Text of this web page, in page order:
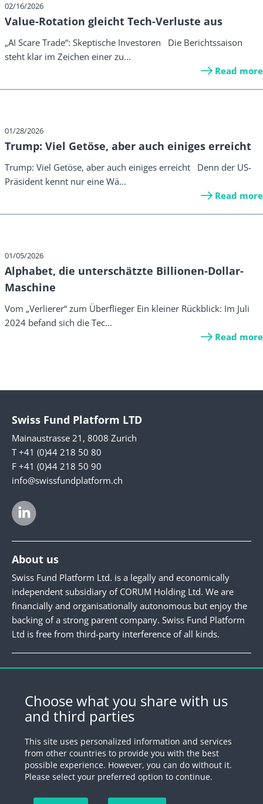
02/16/2026
Value-Rotation gleicht Tech-Verluste aus
„AI Scare Trade“: Skeptische Investoren Die Berichtssaison
steht klar im Zeichen einer zu...
Read more
01/28/2026
Trump: Viel Getöse, aber auch einiges erreicht
Trump: Viel Getöse, aber auch einiges erreicht Denn der US-
Präsident kennt nur eine Wä...
Read more
01/05/2026
Alphabet, die unterschätzte Billionen-Dollar-
Maschine
Vom „Verlierer“ zum Überflieger Ein kleiner Rückblick: Im Juli
2024 befand sich die Tec...
Read more
Swiss Fund Platform LTD
Mainaustrasse 21, 8008 Zurich
T +41 (0)44 218 50 80
F +41 (0)44 218 50 90
info@swissfundplatform.ch
About us
Swiss Fund Platform Ltd. is a legally and economically
independent subsidiary of CORUM Holding Ltd. We are
financially and organisationally autonomous but enjoy the
backing of a strong parent company. Swiss Fund Platform
Ltd is free from third-party interference of all kinds.
Newsletter
Register for our newsletter.
Register
© 2026 by Swiss Fund Platform
Unsubscribe newsletter
Choose what you share with us
and third parties
This site uses personalized information and services
from other countries to provide you with the best
possible experience. However, you can do without it.
Please select your preferred option to continue.